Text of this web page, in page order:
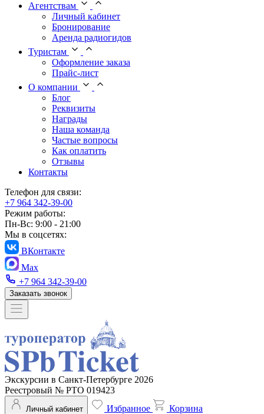
Агентствам
Личный кабинет
Бронирование
Аренда радиогидов
Туристам
Оформление заказа
Прайс-лист
О компании
Блог
Реквизиты
Награды
Наша команда
Частые вопросы
Как оплатить
Отзывы
Контакты
Телефон для связи:
+7 964 342-39-00
Режим работы:
Пн-Вс: 9:00 - 21:00
Мы в соцсетях:
ВКонтакте
Max
+7 964 342-39-00
Заказать звонок
Экскурсии в Санкт-Петербурге 2026
Реестровый № РТО 019423
Личный кабинет Избранное
Корзина